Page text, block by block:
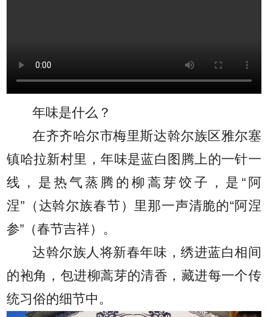
年味是什么？
在齐齐哈尔市梅里斯达斡尔族区雅尔塞
镇哈拉新村里，年味是蓝白图腾上的一针一
线，是热气蒸腾的柳蒿芽饺子，是“阿
涅”（达斡尔族春节）里那一声清脆的“阿涅
参”（春节吉祥）。
达斡尔族人将新春年味，绣进蓝白相间
的袍角，包进柳蒿芽的清香，藏进每一个传
统习俗的细节中。